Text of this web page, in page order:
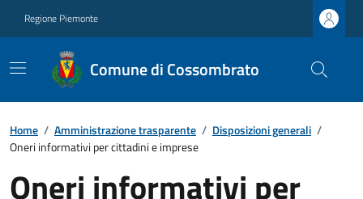
Regione Piemonte
Comune di Cossombrato
Home / Amministrazione trasparente / Disposizioni generali /
Oneri informativi per cittadini e imprese
Oneri informativi per